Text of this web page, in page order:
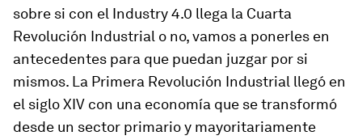
sobre si con el Industry 4.0 llega la Cuarta
Revolución Industrial o no, vamos a ponerles en
antecedentes para que puedan juzgar por si
mismos. La Primera Revolución Industrial llegó en
el siglo XIV con una economía que se transformó
desde un sector primario y mayoritariamente